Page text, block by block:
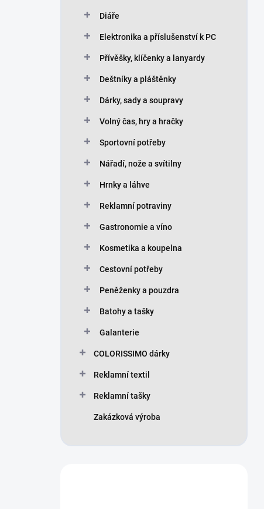
Diáře
Elektronika a příslušenství k PC
Přívěšky, klíčenky a lanyardy
Deštníky a pláštěnky
Dárky, sady a soupravy
Volný čas, hry a hračky
Sportovní potřeby
Nářadí, nože a svítilny
Hrnky a láhve
Reklamní potraviny
Gastronomie a víno
Kosmetika a koupelna
Cestovní potřeby
Peněženky a pouzdra
Batohy a tašky
Galanterie
COLORISSIMO dárky
Reklamní textil
Reklamní tašky
Zakázková výroba